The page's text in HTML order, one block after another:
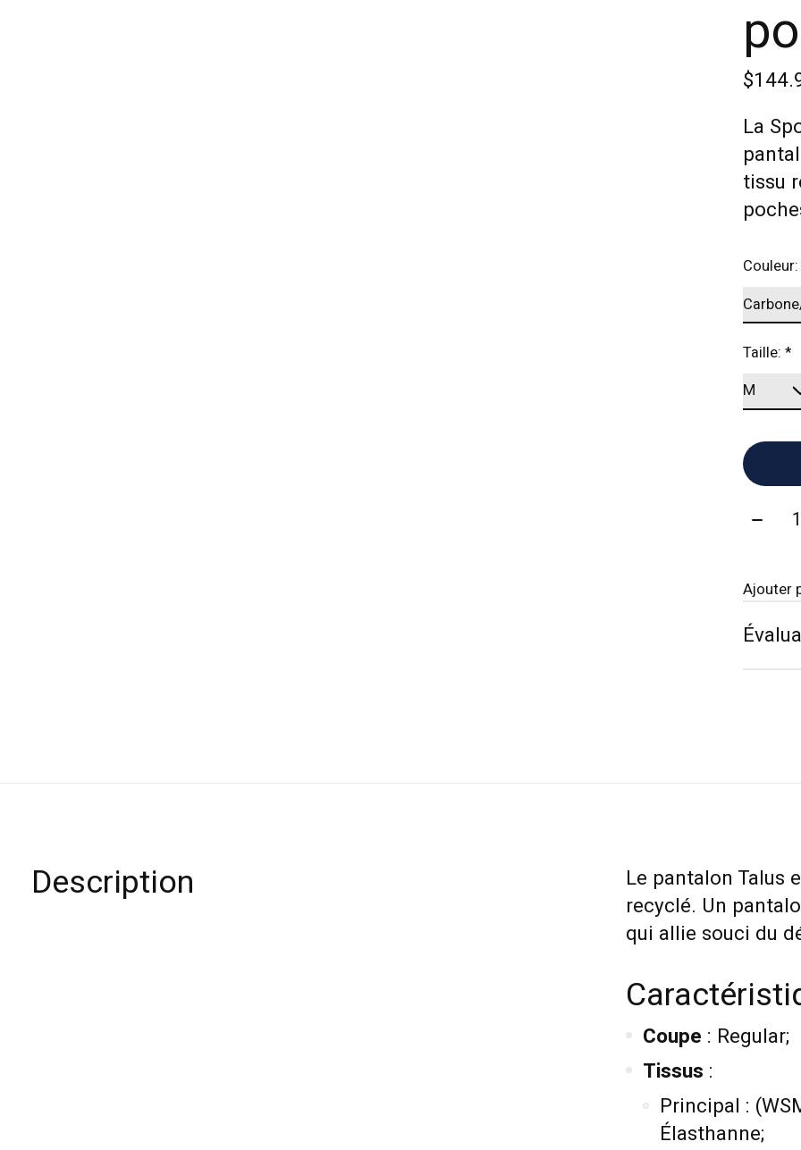
La
tissu
Taille:*
Ajouter
Description
Le pantalon Talus
recyclé. Un
qui allie souci du
Coupe : Regular;
Tissus :
Principal :
Élasthanne;